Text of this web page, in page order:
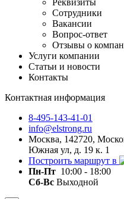
Сотрудники
Вакансии
Вопрос-ответ
Отзывы о
Услуги компании
Статьи и новости
Контакты
Контактная информация
8-495-143-41-01
info@elstrong.ru
Москва, 142720,
Южная ул, д. 19 к. 1
Построить маршрут в
Пн-Пт 10:00 - 18:00
Сб-Вс Выходной